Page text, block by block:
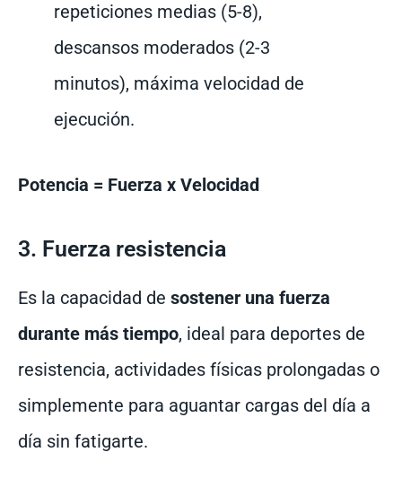
repeticiones medias (5-8),
descansos moderados (2-3
minutos), máxima velocidad de
ejecución.
Potencia = Fuerza x Velocidad
3. Fuerza resistencia
Es la capacidad de sostener una fuerza
durante más tiempo, ideal para deportes de
resistencia, actividades físicas prolongadas o
simplemente para aguantar cargas del día a
día sin fatigarte.